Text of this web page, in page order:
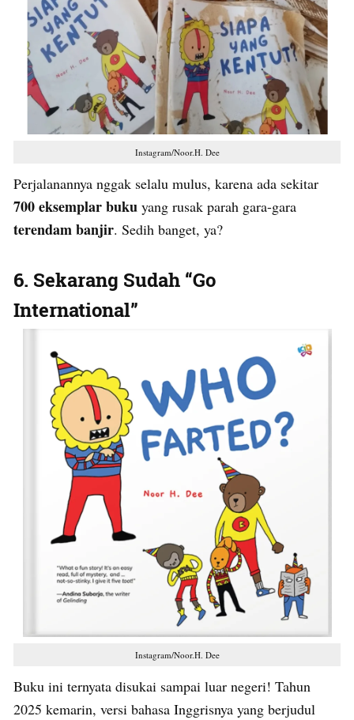
Instagram/Noor.H. Dee
Perjalanannya nggak selalu mulus, karena ada sekitar
700 eksemplar buku yang rusak parah gara-gara
terendam banjir. Sedih banget, ya?
6. Sekarang Sudah “Go
International”
Instagram/Noor.H. Dee
Buku ini ternyata disukai sampai luar negeri! Tahun
2025 kemarin, versi bahasa Inggrisnya yang berjudul